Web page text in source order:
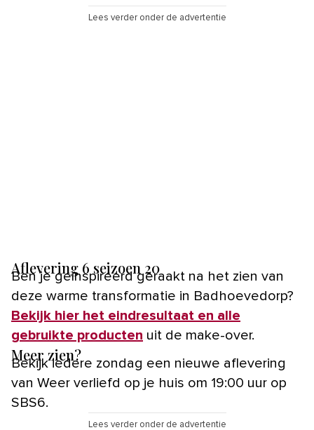
Lees verder onder de advertentie
Aflevering 6 seizoen 20
Ben je geïnspireerd geraakt na het zien van
deze warme transformatie in Badhoevedorp?
Bekijk hier het eindresultaat en alle
gebruikte producten uit de make-over.
Meer zien?
Bekijk iedere zondag een nieuwe aflevering
van Weer verliefd op je huis om 19:00 uur op
SBS6.
Lees verder onder de advertentie